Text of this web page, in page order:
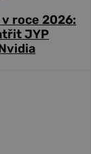
roce 2026:
JYP